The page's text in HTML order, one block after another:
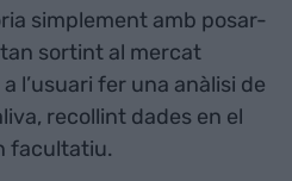
simplement amb posar-
sortint al mercat
l’usuari fer una anàlisi de
recollint dades en el
facultatiu.